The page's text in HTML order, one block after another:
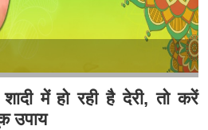
में हो रही है देरी, तो करें
उपाय